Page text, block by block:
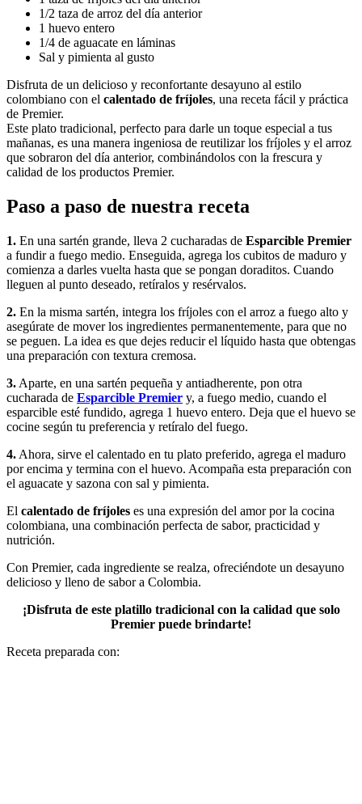
1/2 taza de arroz del día anterior
1 huevo entero
1/4 de aguacate en láminas
Sal y pimienta al gusto
Disfruta de un delicioso y reconfortante desayuno al estilo
colombiano con el calentado de fríjoles, una receta fácil y práctica
de Premier.
Este plato tradicional, perfecto para darle un toque especial a tus
mañanas, es una manera ingeniosa de reutilizar los fríjoles y el arroz
que sobraron del día anterior, combinándolos con la frescura y
calidad de los productos Premier.
Paso a paso de nuestra receta
1. En una sartén grande, lleva 2 cucharadas de Esparcible Premier
a fundir a fuego medio. Enseguida, agrega los cubitos de maduro y
comienza a darles vuelta hasta que se pongan doraditos. Cuando
lleguen al punto deseado, retíralos y resérvalos.
2. En la misma sartén, integra los fríjoles con el arroz a fuego alto y
asegúrate de mover los ingredientes permanentemente, para que no
se peguen. La idea es que dejes reducir el líquido hasta que obtengas
una preparación con textura cremosa.
3. Aparte, en una sartén pequeña y antiadherente, pon otra
cucharada de Esparcible Premier y, a fuego medio, cuando el
esparcible esté fundido, agrega 1 huevo entero. Deja que el huevo se
cocine según tu preferencia y retíralo del fuego.
4. Ahora, sirve el calentado en tu plato preferido, agrega el maduro
por encima y termina con el huevo. Acompaña esta preparación con
el aguacate y sazona con sal y pimienta.
El calentado de fríjoles es una expresión del amor por la cocina
colombiana, una combinación perfecta de sabor, practicidad y
nutrición.
Con Premier, cada ingrediente se realza, ofreciéndote un desayuno
delicioso y lleno de sabor a Colombia.
¡Disfruta de este platillo tradicional con la calidad que solo
Premier puede brindarte!
Receta preparada con: